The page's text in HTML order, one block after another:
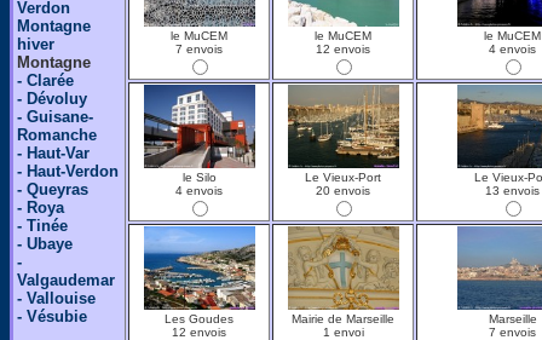
Verdon
Montagne
hiver
Montagne
- Clarée
- Dévoluy
- Guisane-
Romanche
- Haut-Var
- Haut-Verdon
- Queyras
- Roya
- Tinée
- Ubaye
-
Valgaudemar
- Vallouise
- Vésubie
le MuCEM
7 envois
le MuCEM
12 envois
le MuCEM
4 envois
le Silo
4 envois
Le Vieux-Port
20 envois
Le Vieux-
13 envois
Les Goudes
12 envois
Mairie de Marseille
1 envoi
Marseille
7 envois